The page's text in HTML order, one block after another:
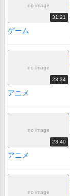
no image
31:21
ゲーム
no image
23:34
アニメ
no image
23:40
アニメ
no image